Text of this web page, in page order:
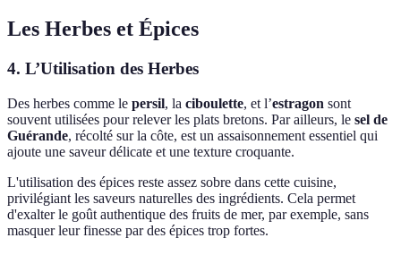
Les Herbes et Épices
4. L’Utilisation des Herbes
Des herbes comme le persil, la ciboulette, et l’estragon sont
souvent utilisées pour relever les plats bretons. Par ailleurs, le sel de
Guérande, récolté sur la côte, est un assaisonnement essentiel qui
ajoute une saveur délicate et une texture croquante.
L'utilisation des épices reste assez sobre dans cette cuisine,
privilégiant les saveurs naturelles des ingrédients. Cela permet
d'exalter le goût authentique des fruits de mer, par exemple, sans
masquer leur finesse par des épices trop fortes.